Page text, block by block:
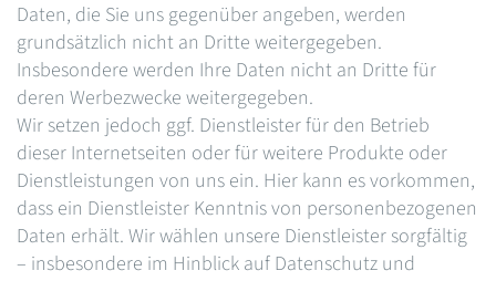
Daten, die Sie uns gegenüber angeben, werden
grundsätzlich nicht an Dritte weitergegeben.
Insbesondere werden Ihre Daten nicht an Dritte für
deren Werbezwecke weitergegeben.
Wir setzen jedoch ggf. Dienstleister für den Betrieb
dieser Internetseiten oder für weitere Produkte oder
Dienstleistungen von uns ein. Hier kann es vorkommen,
dass ein Dienstleister Kenntnis von personenbezogenen
Daten erhält. Wir wählen unsere Dienstleister sorgfältig
– insbesondere im Hinblick auf Datenschutz und